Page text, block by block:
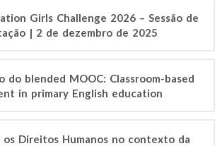
Girls Challenge 2026 – Sessão de
| 2 de dezembro de 2025
do blended MOOC: Classroom-based
in primary English education
os Direitos Humanos no contexto da